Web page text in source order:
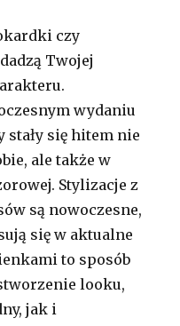
czy
Twojej
wydaniu
stały się hitem nie
ale także w
Stylizacje z
są nowoczesne,
się w aktualne
to sposób
looku,
jak i